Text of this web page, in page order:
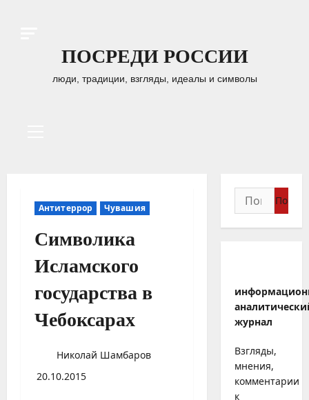
ПОСРЕДИ РОССИИ
люди, традиции, взгляды, идеалы и символы
Антитеррор Чувашия
Символика
Исламского
государства в
Чебоксарах
Николай Шамбаров
20.10.2015
Найти:
журнал
Взгляды,
мнения,
комментарии
к